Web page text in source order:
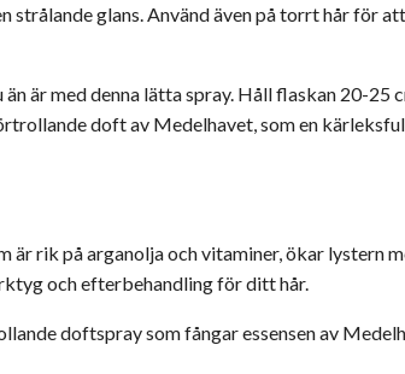
glans. Använd även på torrt hår för
är med denna lätta spray. Håll flaskan 20-25
doft av Medelhavet, som en
rik på arganolja och vitaminer, ökar lystern
och efterbehandling för ditt hår.
doftspray som fångar essensen av